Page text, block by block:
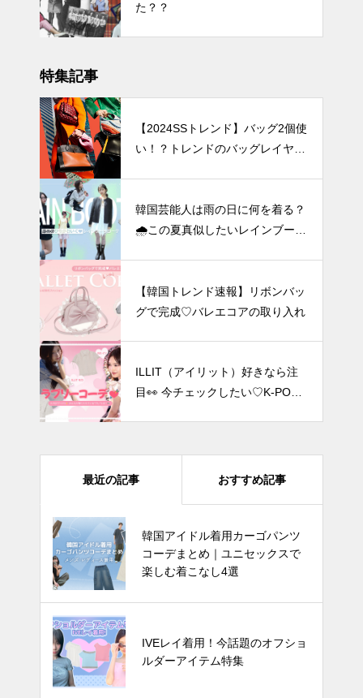
た？？
特集記事
【2024SSトレンド】バッグ2個使
い！？トレンドのバッグレイヤー
韓国芸能人は雨の日に何を着る？
🌧️この夏真似したいレインブーツ
【韓国トレンド速報】リボンバッ
グで完成♡バレエコアの取り入れ
ILLIT（アイリット）好きなら注
目👀 今チェックしたい♡K-POP
最近の記事 おすすめ記事
韓国アイドル着用カーゴパンツ
コーデまとめ｜ユニセックスで
楽しむ着こなし4選
IVEレイ着用！今話題のオフショ
ルダーアイテム特集
四葉のクローバーで運気爆上が
り? 韓国でバズってるラッキーア
イテム 5選
ーデまとめ｜ユニセックスで楽し
む着こなし4選